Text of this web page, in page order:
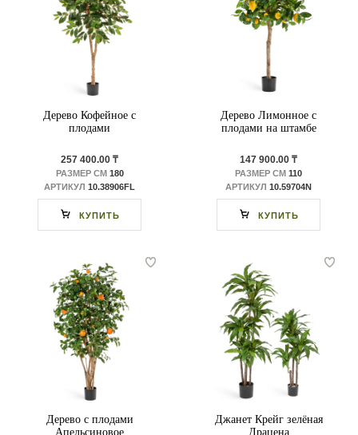
Дерево Кофейное с
плодами
257 400.00 ₸
РАЗМЕР СМ 180
АРТИКУЛ 10.38906FL
КУПИТЬ
Дерево Лимонное с
плодами на штамбе
147 900.00 ₸
РАЗМЕР СМ 110
АРТИКУЛ 10.59704N
КУПИТЬ
Дерево с плодами
Апельсиновое
Джанет Крейг зелёная
Драцена